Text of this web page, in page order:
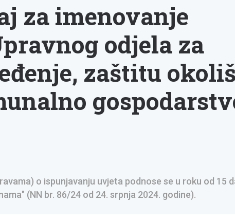
za imenovanje
odjela za
zaštitu
o ispunjavanju uvjeta podnose se u roku od 15
(NN br. 86/24 od 24. srpnja 2024. godine).